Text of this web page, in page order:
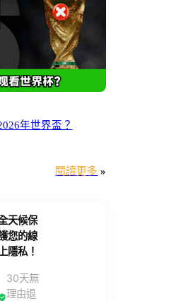
年世界盃？
閱讀更多 »
天候保
您的線
上隱私！
30天無
理由退